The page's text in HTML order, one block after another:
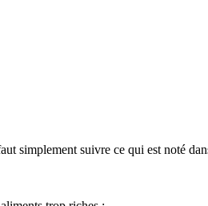
simplement suivre ce qui est noté